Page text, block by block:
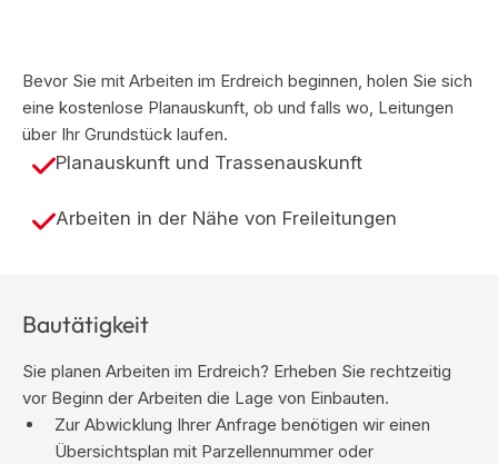
Bevor Sie mit Arbeiten im Erdreich beginnen, holen Sie sich
eine kostenlose Planauskunft, ob und falls wo, Leitungen
über Ihr Grundstück laufen.
Planauskunft und Trassenauskunft
Arbeiten in der Nähe von Freileitungen
Bautätigkeit
Sie planen Arbeiten im Erdreich? Erheben Sie rechtzeitig
vor Beginn der Arbeiten die Lage von Einbauten.
Zur Abwicklung Ihrer Anfrage benötigen wir einen
Übersichtsplan mit Parzellennummer oder